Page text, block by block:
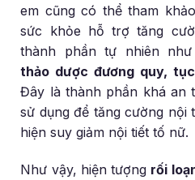
em cũng có thể tham
sức khỏe hỗ trợ tăng
thành phần tự nhiên như
thảo dược đương quy,
Đây là thành phần khá an
sử dụng để tăng cường nội
hiện suy giảm nội tiết tố nữ.
Như vậy, hiện tượng rối